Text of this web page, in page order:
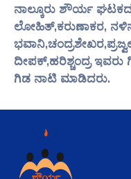
ನಾಲ್ಕೂರು ಶೌರ್ಯ
ಲೋಹಿತ್,ಕರುಣಾಕರ,
ದೀಪಕ್,ಹರಿಶ್ಚಂದ್ರ
ಗಿಡ ನಾಟಿ ಮಾಡಿದರು.